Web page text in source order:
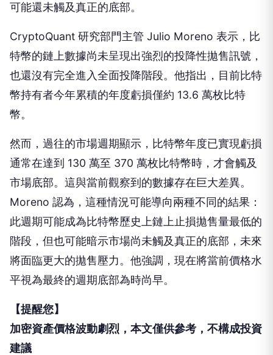
可能還未觸及真正的底部。
CryptoQuant 研究部門主管 Julio Moreno 表示，比
特幣的鏈上數據尚未呈現出強烈的投降性拋售訊號，
也還沒有完全進入全面投降階段。他指出，目前比特
幣持有者今年累積的年度虧損僅約 13.6 萬枚比特
幣。
然而，過往的市場週期顯示，比特幣年度已實現虧損
通常在達到 130 萬至 370 萬枚比特幣時，才會觸及
市場底部。這與當前觀察到的數據存在巨大差異。
Moreno 認為，這種情況可能導向兩種不同的結果：
此週期可能成為比特幣歷史上鏈上止損拋售量最低的
階段，但也可能暗示市場尚未觸及真正的底部，未來
將面臨更大的拋售壓力。他強調，現在將當前價格水
平視為最終的週期底部為時尚早。
【提醒您】
加密資產價格波動劇烈，本文僅供參考，不構成投資
建議